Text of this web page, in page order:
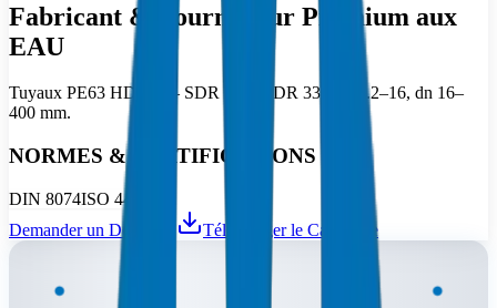
Fabricant & Fournisseur Premium aux
EAU
Tuyaux PE63 HDPE — SDR 7.4 à SDR 33, PN 3.2–16, dn 16–
400 mm.
NORMES & CERTIFICATIONS
DIN 8074ISO 4427
Demander un Devis
Télécharger le Catalogue